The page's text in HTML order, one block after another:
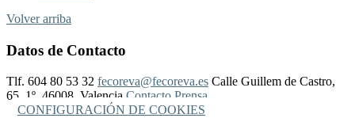
Volver arriba
Datos de Contacto
Tlf. 604 80 53 32 fecoreva@fecoreva.es Calle Guillem de Castro,
65, 1º, 46008, Valencia Contacto Prensa
CONFIGURACIÓN DE COOKIES